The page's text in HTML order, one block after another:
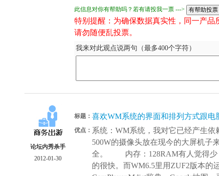
此信息对你有帮助吗？若有请投我一票 --->
特别提醒：为确保数据真实性，同一产
请勿随便乱投票。
我来对此观点说两句（最多400个字符）
论坛内秀杀手
2012-01-30
标题： 喜欢WM系统的界面和排列方式跟电
优点： 系统：WM系统，我对它已经产
500W的摄像头放在现今的大屏机子
全。 内存：128RAM有人觉得少
的很快。而WM6.5里用ZUF2版本